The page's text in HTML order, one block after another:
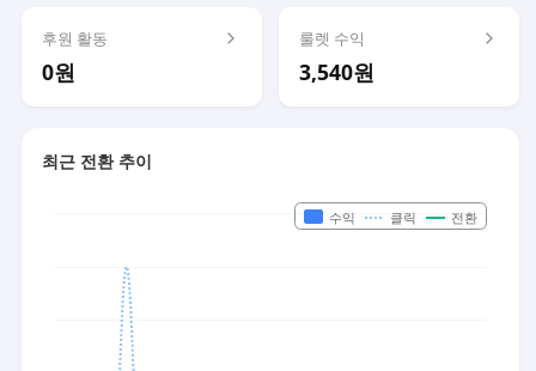
후원 활동
0원
룰렛 수익
3,540원
최근 전환 추이